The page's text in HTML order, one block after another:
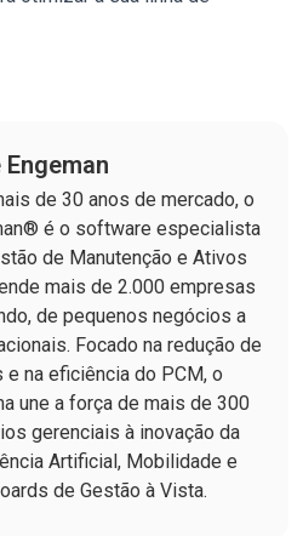
de 30 anos de mercado, o
é o software especialista
de Manutenção e Ativos
mais de 2.000 empresas
de pequenos negócios a
Focado na redução de
e na eficiência do PCM, o
une a força de mais de 300
gerenciais à inovação da
Artificial, Mobilidade e
de Gestão à Vista.